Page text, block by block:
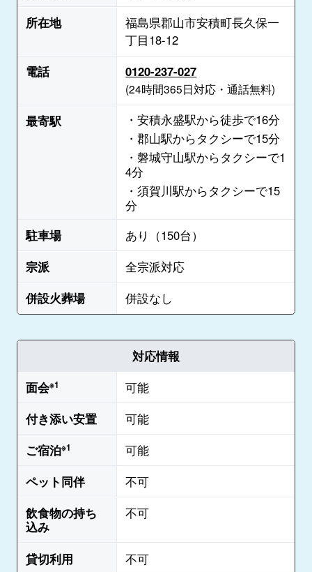
所在地
福島県郡山市安積町長久保一
丁目18-12
電話
0120-237-027
(24時間365日対応・通話無料)
最寄駅
・安積永盛駅から徒歩で16分
・郡山駅からタクシーで15分
・磐城守山駅からタクシーで1
4分
・須賀川駅からタクシーで15
分
駐車場
あり（150台）
宗派
全宗派対応
併設火葬場
併設なし
対応情報
面会※1
可能
付き添い安置
可能
ご宿泊※1
可能
ペット同伴
不可
飲食物の持ち
込み
不可
貸切利用
不可